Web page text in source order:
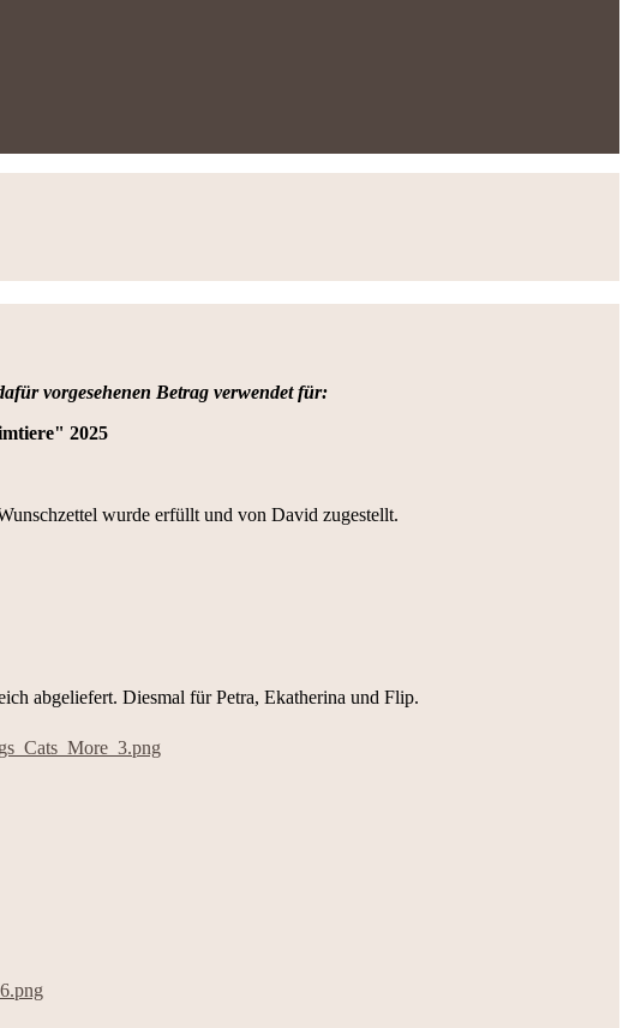
vorgesehenen Betrag verwendet für:
2025
wurde erfüllt und von David zugestellt.
abgeliefert. Diesmal für Petra, Ekatherina und Flip.